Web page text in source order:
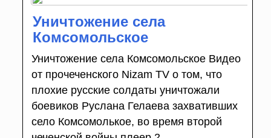
Уничтожение села
Комсомольское
Уничтожение села Комсомольское Видео
от прочеченского Nizam TV о том, что
плохие русские солдаты уничтожали
боевиков Руслана Гелаева захвативших
село Комсомолькое, во время второй